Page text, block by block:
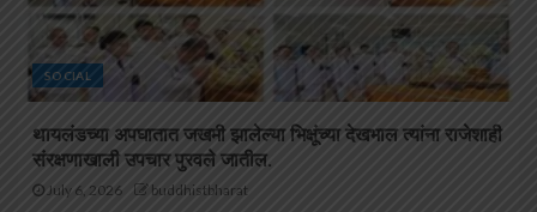
SOCIAL
थायलंडच्या अपघातात जखमी झालेल्या भिक्षूंच्या देखभाल त्यांना राजेशाही
संरक्षणाखाली उपचार पुरवले जातील.
July 6, 2026 buddhistbharat